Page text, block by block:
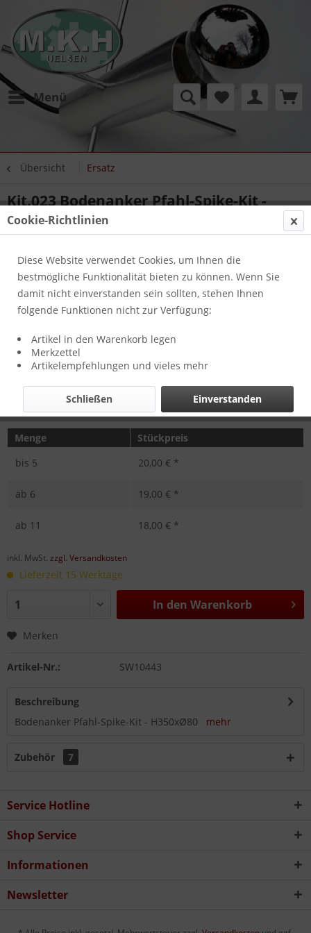
Menü
Übersicht Ersatz
Kit.023 Bodenanker Pfahl-Spike-Kit -
H350xØ80
Menge
Stückpreis
bis 5 20,00 € *
ab 6 19,00 € *
ab 11 18,00 € *
inkl. MwSt. zzgl. Versandkosten
Lieferzeit 15 Werktage
In den Warenkorb
Merken
Artikel-Nr.: SW10443
Beschreibung
Bodenanker Pfahl-Spike-Kit - H350xØ80 mehr
Zubehör 7
Service Hotline
Shop Service
Informationen
Newsletter
Cookie-Richtlinien
Diese Website verwendet Cookies, um Ihnen die
bestmögliche Funktionalität bieten zu können. Wenn Sie
damit nicht einverstanden sein sollten, stehen Ihnen
folgende Funktionen nicht zur Verfügung:
Artikel in den Warenkorb legen
Merkzettel
Artikelempfehlungen und vieles mehr
Einverstanden
Schließen